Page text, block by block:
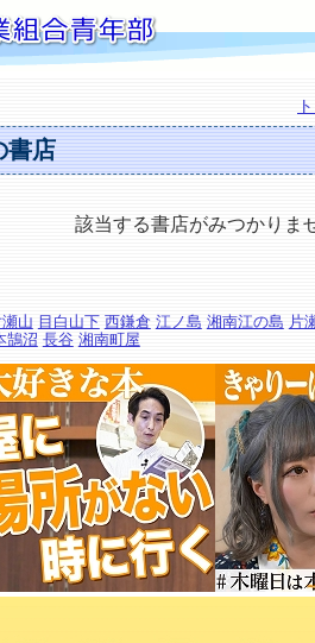
書店
該当する書店がみつかりま
瀬山 目白山下 西鎌倉 江ノ島 湘南江の島 片
鵠沼 長谷 湘南町屋